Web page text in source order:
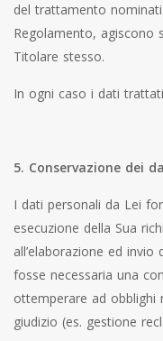
del trattamento
Regolamento, agiscono
Titolare stesso.
In ogni caso i dati
5. Conservazione dei
I dati personali da Lei
esecuzione della Sua
all’elaborazione ed
fosse necessaria una
ottemperare ad
giudizio (es. gestione